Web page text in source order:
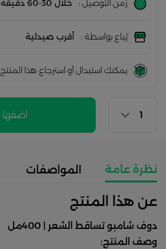
زمن التوصيل : خلال 30-60 دقيقة
يُباع بواسطة : أقرب صيدلية
يمكنك استبدال أو استرجاع هذا المنتج
اضفها
نظرة عامة المواصفات
عن هذا المنتج
دوف شامبو تساقط الشعر | 400مل
وصف المنتج: